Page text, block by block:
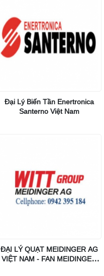
Đại Lý Biến Tần Enertronica
Santerno Việt Nam
ĐẠI LÝ QUẠT MEIDINGER AG
VIỆT NAM - FAN MEIDINGER